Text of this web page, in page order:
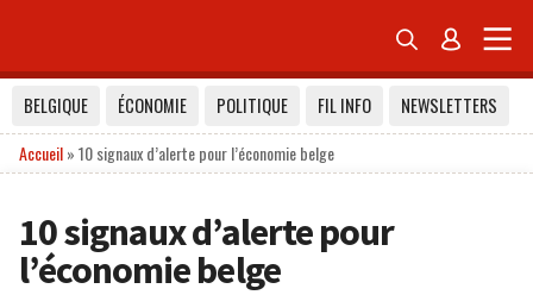
 
BELGIQUE ÉCONOMIE POLITIQUE FIL INFO
NEWSLETTERS
Accueil»10 signaux d’alerte pour l’économie belge
10 signaux d’alerte pour
l’économie belge